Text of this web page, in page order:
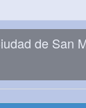
de San